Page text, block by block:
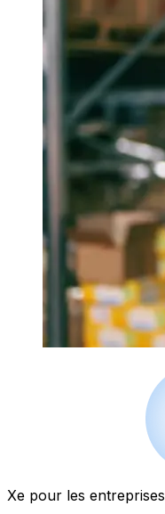
Xe pour les entreprises